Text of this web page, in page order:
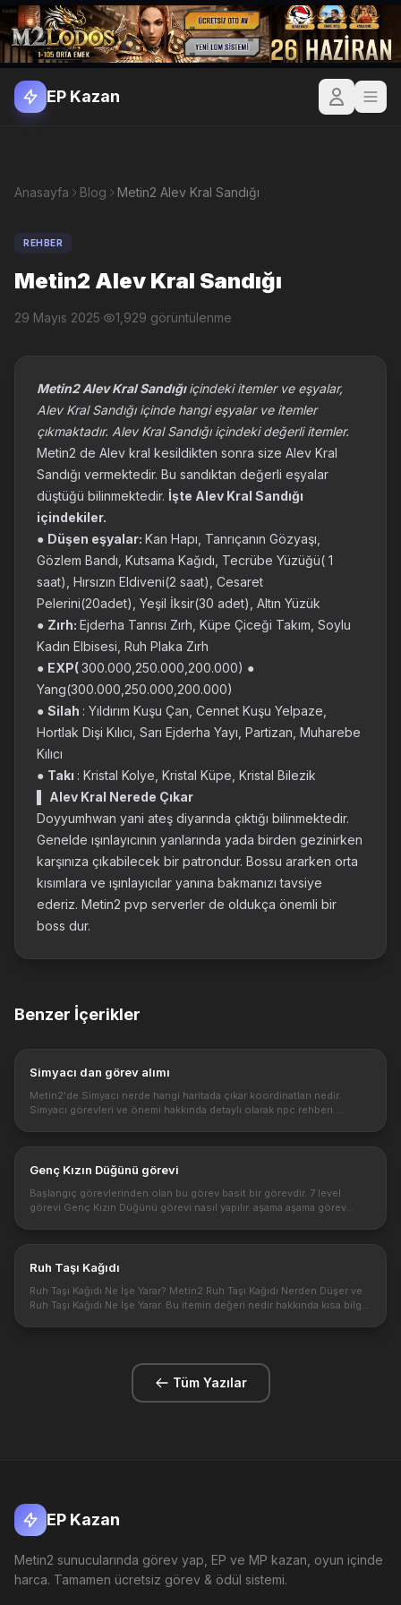
EP Kazan
Anasayfa Blog Metin2 Alev Kral Sandığı
REHBER
Metin2 Alev Kral Sandığı
29 Mayıs 2025· 1,929 görüntülenme
Metin2 Alev Kral Sandığıiçindeki itemler ve eşyalar,
Alev Kral Sandığı içinde hangi eşyalar ve itemler
çıkmaktadır. Alev Kral Sandığı içindeki değerli itemler.
Metin2 de Alev kral kesildikten sonra size Alev Kral
Sandığı vermektedir. Bu sandıktan değerli eşyalar
düştüğü bilinmektedir. İşte Alev Kral Sandığı
içindekiler.
● Düşen eşyalar: Kan Hapı, Tanrıçanın Gözyaşı,
Gözlem Bandı, Kutsama Kağıdı, Tecrübe Yüzüğü( 1
saat), Hırsızın Eldiveni(2 saat), Cesaret
Pelerini(20adet), Yeşil İksir(30 adet), Altın Yüzük
● Zırh: Ejderha Tanrısı Zırh, Küpe Çiceği Takım, Soylu
Kadın Elbisesi, Ruh Plaka Zırh
● EXP(300.000,250.000,200.000) ●
Yang(300.000,250.000,200.000)
● Silah : Yıldırım Kuşu Çan, Cennet Kuşu Yelpaze,
Hortlak Dişi Kılıcı, Sarı Ejderha Yayı, Partizan, Muharebe
Kılıcı
● Takı : Kristal Kolye, Kristal Küpe, Kristal Bilezik
Alev Kral Nerede Çıkar
Doyyumhwan yani ateş diyarında çıktığı bilinmektedir.
Genelde ışınlayıcının yanlarında yada birden gezinirken
karşınıza çıkabilecek bir patrondur. Bossu ararken orta
kısımlara ve ışınlayıcılar yanına bakmanızı tavsiye
ederiz. Metin2 pvp serverler de oldukça önemli bir
boss dur.
Benzer İçerikler
Simyacı dan görev alımı
Metin2'de Simyacı nerde hangi haritada çıkar koordinatları nedir.
Simyacı görevleri ve önemi hakkında detaylı olarak npc rehberi.
Genç Kızın Düğünü görevi
Başlangıç görevlerinden olan bu görev basit bir görevdir. 7 level
görevi Genç Kızın Düğünü görevi nasıl yapılır. aşama aşama görev
Ruh Taşı Kağıdı
Ruh Taşı Kağıdı Ne İşe Yarar? Metin2 Ruh Taşı Kağıdı Nerden Düşer ve
Ruh Taşı Kağıdı Ne İşe Yarar. Bu itemin değeri nedir hakkında kısa bilgi.
Tüm Yazılar
EP Kazan
Metin2 sunucularında görev yap, EP ve MP kazan, oyun içinde
harca. Tamamen ücretsiz görev & ödül sistemi.